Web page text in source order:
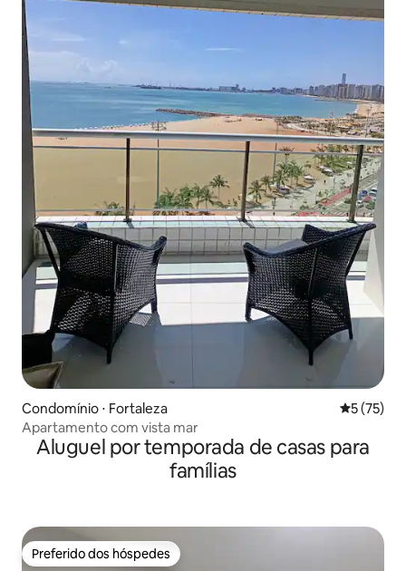
Condomínio ⋅ Fortaleza 5 de uma
5 (75)
Apartamento com vista mar
Aluguel por temporada de casas para
famílias
Preferido dos hóspedes
Preferido dos hóspedes